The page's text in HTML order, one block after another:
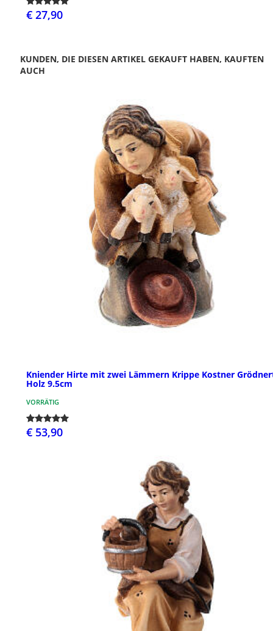
€ 27,90
KUNDEN, DIE DIESEN ARTIKEL GEKAUFT HABEN, KAUFTEN
AUCH
Kniender Hirte mit zwei Lämmern Krippe Kostner
Holz 9.5cm
VORRÄTIG
€ 53,90